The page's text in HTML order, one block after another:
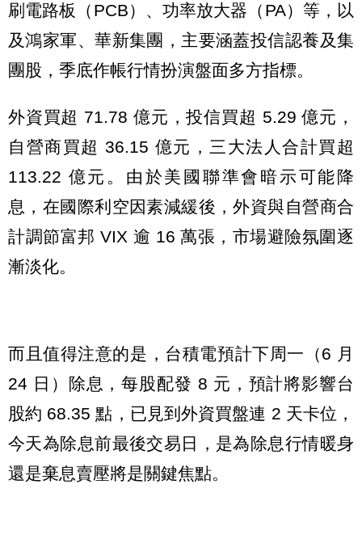
刷電路板（PCB）、功率放大器（PA）等，以
及鴻家軍、華新集團，主要涵蓋投信認養及集
團股，季底作帳行情扮演盤面多方指標。
外資買超 71.78 億元，投信買超 5.29 億元，
自營商買超 36.15 億元，三大法人合計買超
113.22 億元。由於美國聯準會暗示可能降
息，在國際利空因素減緩後，外資與自營商合
計調節富邦 VIX 逾 16 萬張，市場避險氛圍逐
漸淡化。
而且值得注意的是，台積電預計下周一（6 月
24 日）除息，每股配發 8 元，預計將影響台
股約 68.35 點，已見到外資買盤連 2 天卡位，
今天為除息前最後交易日，是為除息行情暖身
還是棄息賣壓將是關鍵焦點。